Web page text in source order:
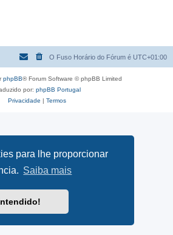
para lhe proporcionar
Saiba mais
O Fuso Horário do Fórum é UTC+01:00
phpBB® Forum Software © phpBB Limited
por: phpBB Portugal
Privacidade | Termos